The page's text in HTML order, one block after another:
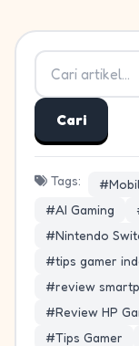
Cari
Tags:
#AI Gaming
#Nintendo
#tips gamer
#review
#Review HP
#Tips Gamer